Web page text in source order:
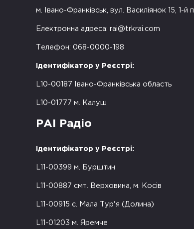
м. Івано-Франківськ, вул. Василіянок 15, 1-й
Електронна адреса: rai@trkrai.com
Телефон: 068-0000-198
Ідентифікатор у Реєстрі:
L10-00187 Івано-Франківська область
L10-01777 м. Калуш
РАІ Радіо
Ідентифікатор у Реєстрі:
L11-00399 м. Бурштин
L11-00887 смт. Верховина, м. Косів
L11-00915 с. Мала Тур'я (Долина)
L11-01203 м. Яремче